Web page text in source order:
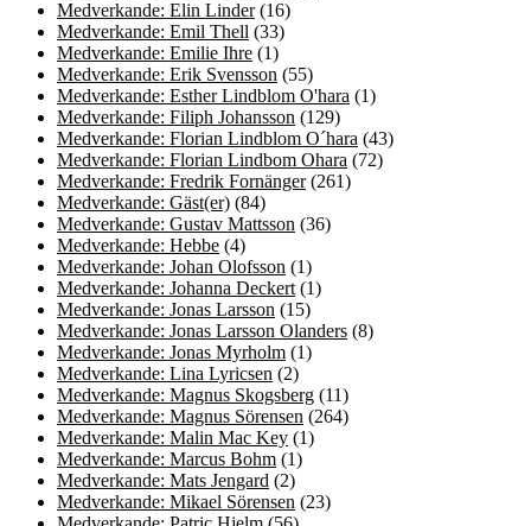
Medverkande: Elin Linder(16)
Medverkande: Emil Thell (33)
Medverkande: Emilie Ihre (1)
Medverkande: Erik Svensson (55)
Medverkande: Esther Lindblom O'hara (1)
Medverkande: Filiph Johansson (129)
Medverkande: Florian Lindblom O´hara (43)
Medverkande: Florian Lindbom Ohara (72)
Medverkande: Fredrik Fornänger(261)
Medverkande: Gäst(er) (84)
Medverkande: Gustav Mattsson (36)
Medverkande: Hebbe (4)
Medverkande: Johan Olofsson (1)
Medverkande: Johanna Deckert (1)
Medverkande: Jonas Larsson (15)
Medverkande: Jonas Larsson Olanders (8)
Medverkande: Jonas Myrholm (1)
Medverkande: Lina Lyricsen (2)
Medverkande: Magnus Skogsberg (11)
Medverkande: Magnus Sörensen (264)
Medverkande: Malin Mac Key (1)
Medverkande: Marcus Bohm (1)
Medverkande: Mats Jengard (2)
Medverkande: Mikael Sörensen (23)